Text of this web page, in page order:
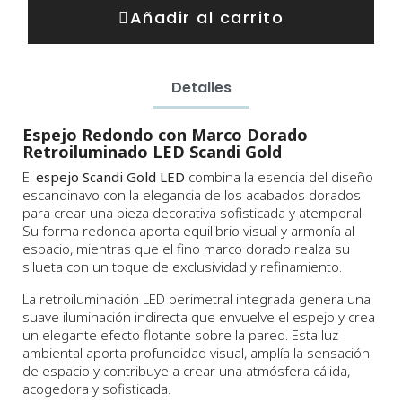
Añadir al carrito
Detalles
Espejo Redondo con Marco Dorado
Retroiluminado LED Scandi Gold
El espejo Scandi Gold LED combina la esencia del diseño
escandinavo con la elegancia de los acabados dorados
para crear una pieza decorativa sofisticada y atemporal.
Su forma redonda aporta equilibrio visual y armonía al
espacio, mientras que el fino marco dorado realza su
silueta con un toque de exclusividad y refinamiento.
La retroiluminación LED perimetral integrada genera una
suave iluminación indirecta que envuelve el espejo y crea
un elegante efecto flotante sobre la pared. Esta luz
ambiental aporta profundidad visual, amplía la sensación
de espacio y contribuye a crear una atmósfera cálida,
acogedora y sofisticada.